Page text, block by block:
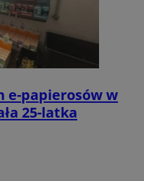
e-papierosów w
25-latka